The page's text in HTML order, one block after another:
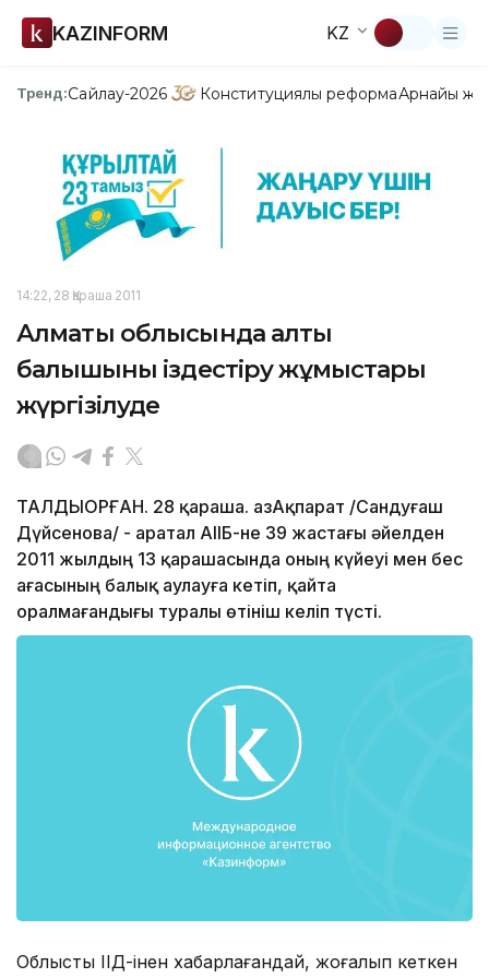
KAZINFORM KZ
Тренд:Сайлау-2026 Конституциялық реформаАрнайы
14:22, 28 Қараша 2011
Алматы облысында алты
балықшыны іздестіру жұмыстары
жүргізілуде
ТАЛДЫҚОРҒАН. 28 қараша. ҚазАқпарат /Сандуғаш
Дүйсенова/ - Қаратал АІІБ-не 39 жастағы әйелден
2011 жылдың 13 қарашасында оның күйеуі мен бес
ағасының балық аулауға кетіп, қайта
оралмағандығы туралы өтініш келіп түсті.
Облыстың ІІД-інен хабарлағандай, жоғалып кеткен